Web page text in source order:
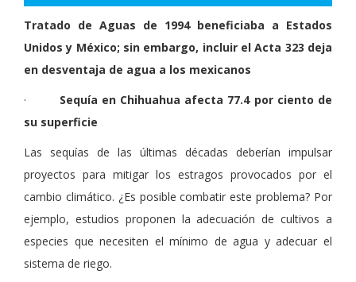
Tratado de Aguas de 1994 beneficiaba a Estados
Unidos y México; sin embargo, incluir el Acta 323 deja
en desventaja de agua a los mexicanos
· Sequía en Chihuahua afecta 77.4 por ciento de
su superficie
Las sequías de las últimas décadas deberían impulsar
proyectos para mitigar los estragos provocados por el
cambio climático. ¿Es posible combatir este problema? Por
ejemplo, estudios proponen la adecuación de cultivos a
especies que necesiten el mínimo de agua y adecuar el
sistema de riego.